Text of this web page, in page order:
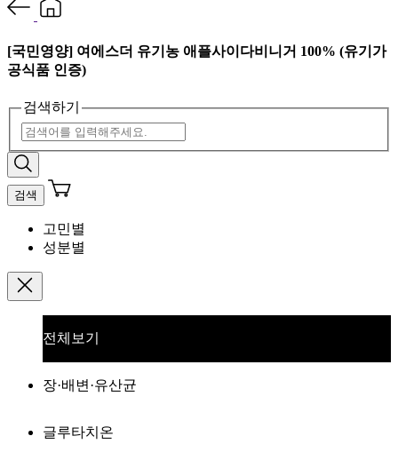
[국민영양] 여에스더 유기농 애플사이다비니거 100% (유기가
공식품 인증)
검색하기
검색
고민별
성분별
전체보기
장·배변·유산균
글루타치온